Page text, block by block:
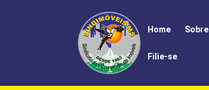
Home Sobre
Filie-se